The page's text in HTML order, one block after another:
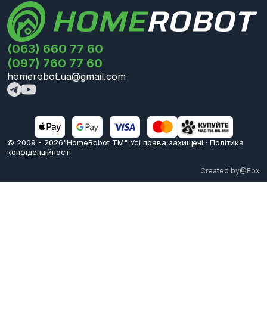
(063) 660 77 60
(097) 760 77 60
homerobot.ua@gmail.com
© 2009 - 2026"HomeRobot ТМ" Усi права захищені · Політика
конфіденційності
Created by@Fox